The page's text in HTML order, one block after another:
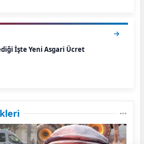
İşte Yeni Asgari Ücret